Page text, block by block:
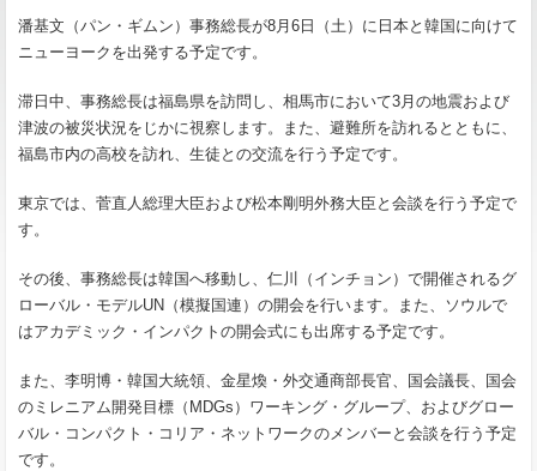
潘基文（パン・ギムン）事務総長が8月6日（土）に日本と韓国に向けて
ニューヨークを出発する予定です。
滞日中、事務総長は福島県を訪問し、相馬市において3月の地震および
津波の被災状況をじかに視察します。また、避難所を訪れるとともに、
福島市内の高校を訪れ、生徒との交流を行う予定です。
東京では、菅直人総理大臣および松本剛明外務大臣と会談を行う予定で
す。
その後、事務総長は韓国へ移動し、仁川（インチョン）で開催されるグ
ローバル・モデルUN（模擬国連）の開会を行います。また、ソウルで
はアカデミック・インパクトの開会式にも出席する予定です。
また、李明博・韓国大統領、金星煥・外交通商部長官、国会議長、国会
のミレニアム開発目標（MDGs）ワーキング・グループ、およびグロー
バル・コンパクト・コリア・ネットワークのメンバーと会談を行う予定
です。